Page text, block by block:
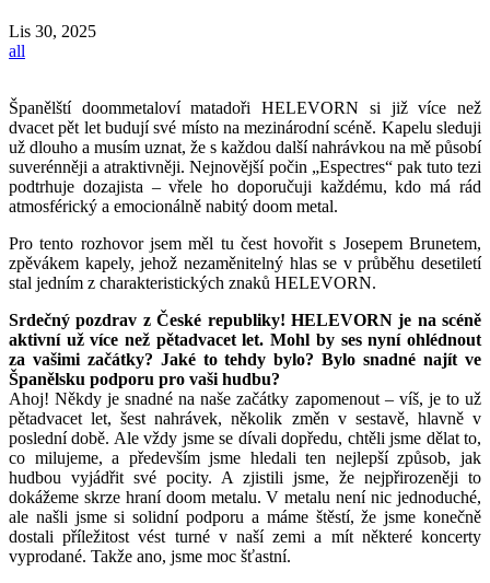
Lis 30, 2025
all
Španělští doommetaloví matadoři HELEVORN si již více než
dvacet pět let budují své místo na mezinárodní scéně. Kapelu sleduji
už dlouho a musím uznat, že s každou další nahrávkou na mě působí
suverénněji a atraktivněji. Nejnovější počin „Espectres“ pak tuto tezi
podtrhuje dozajista – vřele ho doporučuji každému, kdo má rád
atmosférický a emocionálně nabitý doom metal.
Pro tento rozhovor jsem měl tu čest hovořit s Josepem Brunetem,
zpěvákem kapely, jehož nezaměnitelný hlas se v průběhu desetiletí
stal jedním z charakteristických znaků HELEVORN.
Srdečný pozdrav z České republiky! HELEVORN je na scéně
aktivní už více než pětadvacet let. Mohl by ses nyní ohlédnout
za vašimi začátky? Jaké to tehdy bylo? Bylo snadné najít ve
Španělsku podporu pro vaši hudbu?
Ahoj! Někdy je snadné na naše začátky zapomenout – víš, je to už
pětadvacet let, šest nahrávek, několik změn v sestavě, hlavně v
poslední době. Ale vždy jsme se dívali dopředu, chtěli jsme dělat to,
co milujeme, a především jsme hledali ten nejlepší způsob, jak
hudbou vyjádřit své pocity. A zjistili jsme, že nejpřirozeněji to
dokážeme skrze hraní doom metalu. V metalu není nic jednoduché,
ale našli jsme si solidní podporu a máme štěstí, že jsme konečně
dostali příležitost vést turné v naší zemi a mít některé koncerty
vyprodané. Takže ano, jsme moc šťastní.